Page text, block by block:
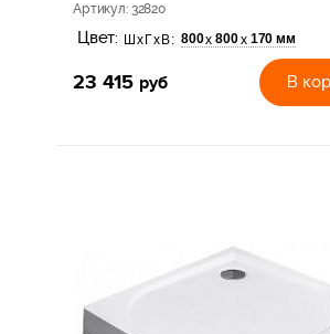
Артикул: 32820
Цвет: ШхГхВ: 800х 800х 170 мм
23 415 руб В